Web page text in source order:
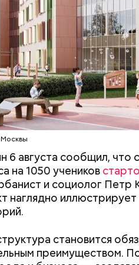
августа сообщил, что
на 1050 учеников
и социолог Петр
наглядно
становится
преимуществом.
что станцию метро «
оформят в духе